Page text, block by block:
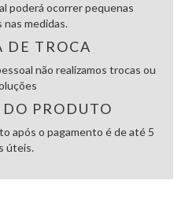
poderá ocorrer pequenas
medidas.
DE TROCA
não realizamos trocas ou
PRODUTO
após o pagamento é de até 5
úteis.